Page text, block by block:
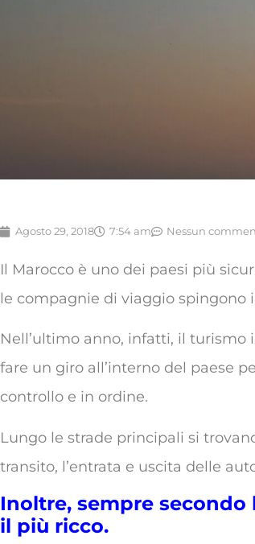
Agosto 29, 2018 7:54 am Nessun
Il Marocco è uno dei paesi più
le compagnie di viaggio spingono
Nell’ultimo anno, infatti, il turismo
fare un giro all’interno del paese
controllo e in ordine.
Lungo le strade principali si
transito, l’entrata e uscita delle
Inoltre, sempre
il più ricco.